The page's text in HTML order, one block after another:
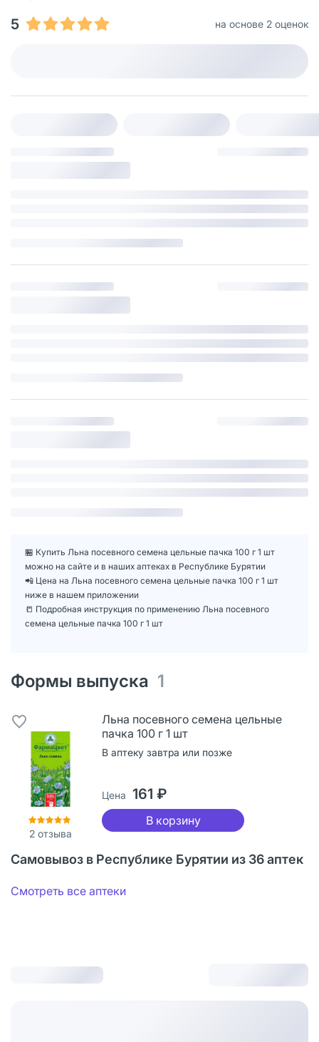
5
на основе 2 оценок
🏪 Купить Льна посевного семена цельные пачка 100 г 1 шт
можно на сайте и в наших аптеках в Республике Бурятии
📲 Цена на Льна посевного семена цельные пачка 100 г 1 шт
ниже в нашем приложении
📒 Подробная инструкция по применению Льна посевного
семена цельные пачка 100 г 1 шт
Формы выпуска 1
2 отзыва
Льна посевного семена цельные
пачка 100 г 1 шт
В аптеку завтра или позже
Цена 161 ₽
В корзину
Самовывоз в Республике Бурятии из 36 аптек
Смотреть все аптеки